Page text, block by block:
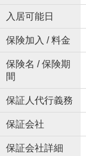
入居可能日
保険加入 / 料金
保険名 / 保険期
間
保証人代行義務
保証会社
保証会社詳細